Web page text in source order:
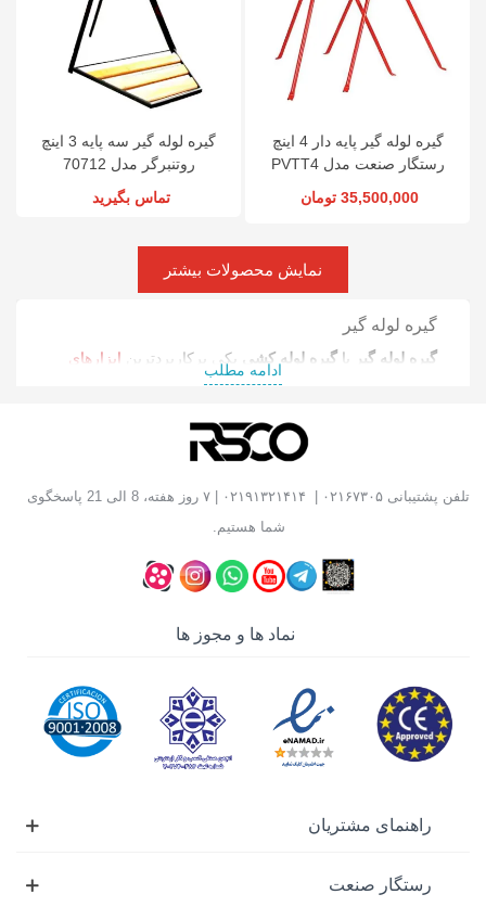
گیره لوله گیر پایه دار 4 اینچ
رستگار صنعت مدل PVTT4
35,500,000 تومان
گیره لوله گیر سه پایه 3 اینچ
روتنبرگر مدل 70712
تماس بگیرید
نمایش محصولات بیشتر
گیره لوله گیر
گیره لوله گیر یا گیره لوله کشی یکی پرکاربردترین ابزارهای
و لوله کشی محسوب می‌شود. این ابزار در
لوله‌کشی، رزوه‌کاری و تعمیرات خطوط انتقال سیالات است
که برای ثابت نگه داشتن لوله هنگام برش، رزوه‌زنی،
گیره مناسب علاوه بر افزایش دقت کار، از حرکت لوله، آسیب
به قطعه و کاهش کیفیت عملیات جلوگیری می‌کند.
این ابزار معمولاً در کنارحدیده لوله، لوله بروآچار لوله گیر
تأسیسات، صنایع نفت و گاز، پروژه‌های ساختمانی و واحدهای
انواع گیره لوله گیر
انتخابگیره لوله گیرمناسب به محل استفاده، قطر لوله، نوع
طراحی شده است و آشنایی با تفاوت آن‌ها به انتخاب صحیح
گیره لوله گیر رومیزی
ادامه مطلب
تلفن پشتیبانی ۰۲۱۶۷۳۰۵
| ۷ روز هفته، 8 الی 21 پاسخگوی
شما هستیم.
نماد ها و مجوز ها
راهنمای مشتریان
رستگار صنعت